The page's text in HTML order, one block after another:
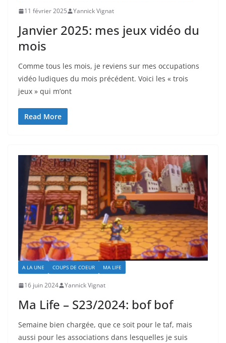
11 février 2025 Yannick Vignat
Janvier 2025: mes jeux vidéo du
mois
Comme tous les mois, je reviens sur mes occupations
vidéo ludiques du mois précédent. Voici les « trois
jeux » qui m’ont
Read More
A LA UNE COUPS DE COEUR MA LIFE
16 juin 2024 Yannick Vignat
Ma Life – S23/2024: bof bof
Semaine bien chargée, que ce soit pour le taf, mais
aussi pour les associations dans lesquelles je suis